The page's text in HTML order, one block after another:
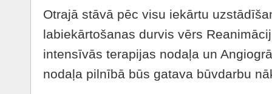
Otrajā stāvā pēc visu iekārtu
labiekārtošanas durvis vērs
intensīvās terapijas nodaļa un
nodaļa pilnībā būs gatava būvdarbu